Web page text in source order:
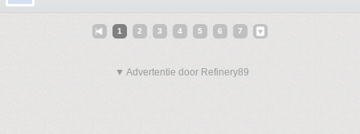
1 2 3 4 5 6 7
▼ Advertentie door Refinery89